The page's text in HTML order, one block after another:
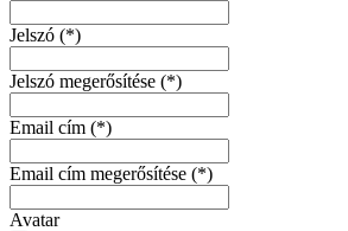
Jelszó (*)
Jelszó megerősítése (*)
Email cím (*)
Email cím megerősítése (*)
Avatar